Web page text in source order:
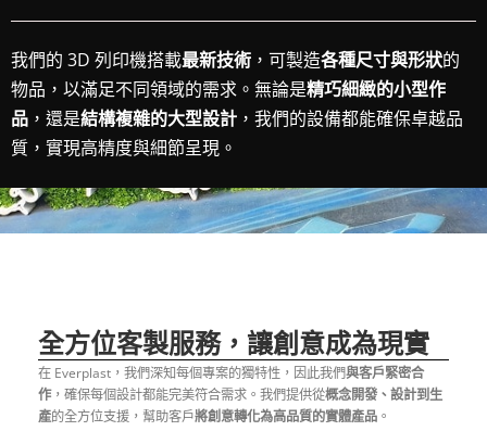
我們的 3D 列印機搭載最新技術 ，可製造各種尺寸與形狀的
物品，以滿足不同領域的需求。無論是精巧細緻的小型作
品 ，還是結構複雜的大型設計 ，我們的設備都能確保卓越品
質，實現高精度與細節呈現。
全方位客製服務，讓創意成為現實
在 Everplast，我們深知每個專案的獨特性，因此我們與客戶緊密合
作，確保每個設計都能完美符合需求。我們提供從概念開發、設計到生
產的全方位支援，幫助客戶將創意轉化為高品質的實體產品 。